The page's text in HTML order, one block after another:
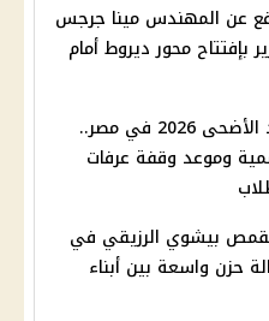
عن المهندس مينا جرجس
بإفتتاح محور ديروط أمام
موعد إجازة عيد الأضحى 2026 في مصر..
وموعد وقفة عرفات
بيشوي الرزيقي في
حزن واسعة بين أبناء